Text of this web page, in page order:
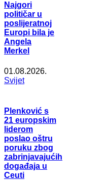
Najgori
političar u
poslijeratnoj
Europi bila je
Angela
Merkel
01.08.2026.
Svijet
Plenković s
21 europskim
liderom
poslao oštru
poruku zbog
zabrinjavajućih
događaja u
Ceuti